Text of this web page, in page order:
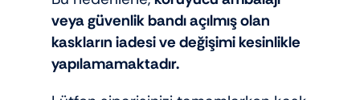
veya güvenlik bandı açılmış olan
kaskların iadesi ve değişimi kesinlikle
yapılamamaktadır.